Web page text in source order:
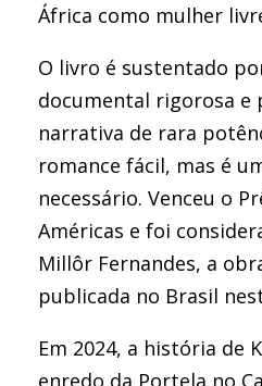
África como mulher
O livro é sustentado
documental rigorosa e
narrativa de rara
romance fácil, mas é
necessário. Venceu o
Américas e foi
Millôr Fernandes, a
publicada no Brasil
Em 2024, a história de
enredo da Portela no